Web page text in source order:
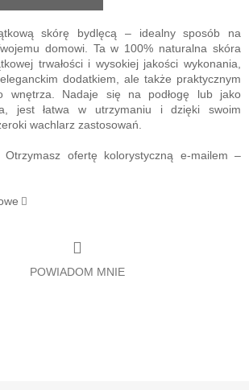
skórę bydlęcą – idealny sposób na
domowi. Ta w 100% naturalna skóra
trwałości i wysokiej jakości wykonania,
dodatkiem, ale także praktycznym
wnętrza. Nadaje się na podłogę lub jako
jest łatwa w utrzymaniu i dzięki swoim
wachlarz zastosowań.
Otrzymasz ofertę kolorystyczną e-mailem –
POWIADOM MNIE